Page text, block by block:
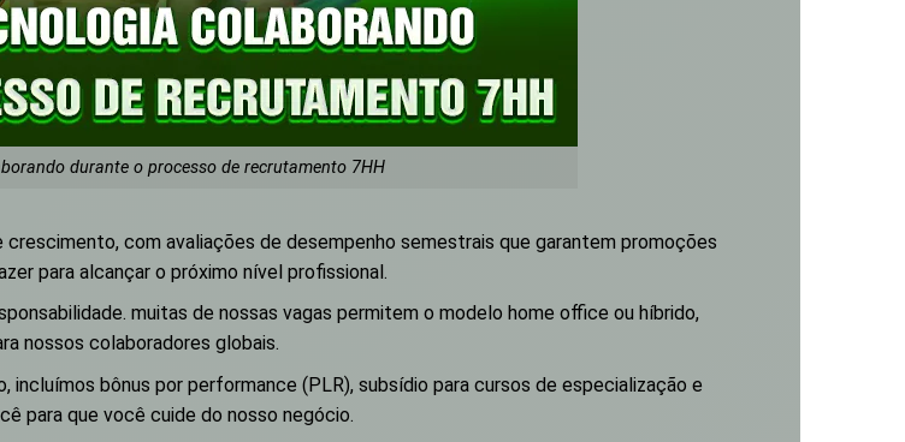
durante o processo de recrutamento 7HH
com avaliações de desempenho semestrais que garantem promoções
para alcançar o próximo nível profissional.
muitas de nossas vagas permitem o modelo home office ou híbrido,
nossos colaboradores globais.
bônus por performance (PLR), subsídio para cursos de especialização e
para que você cuide do nosso negócio.